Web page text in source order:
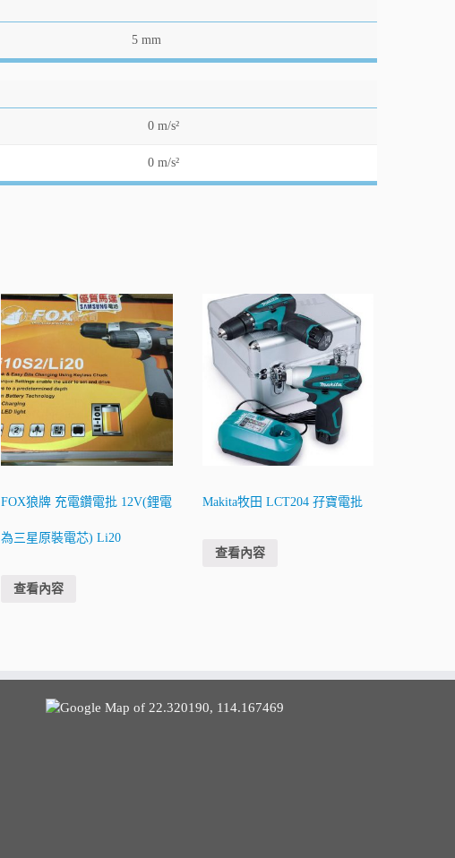
5 mm
0 m/s²
0 m/s²
FOX狼牌 充電鑽電批 12V(鋰電
為三星原裝電芯) Li20
查看內容
Makita牧田 LCT204 孖寶電批
查看內容